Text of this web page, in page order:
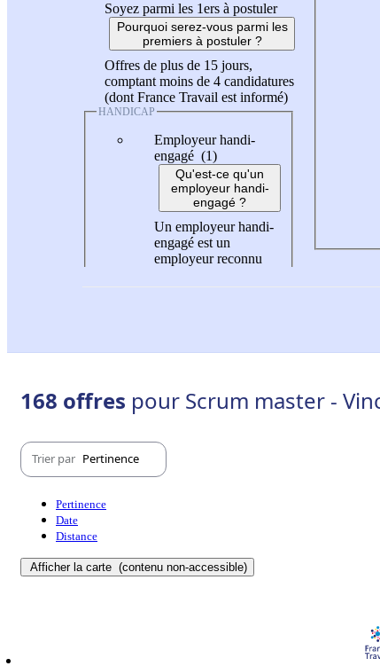
Soyez parmi les 1ers à postuler
Pourquoi serez-vous parmi les
premiers à postuler ?
Offres de plus de 15 jours,
comptant moins de 4 candidatures
(dont France Travail est informé)
HANDICAP
Employeur handi-
engagé (1)
Qu'est-ce qu'un
employeur handi-
engagé ?
Un employeur handi-
engagé est un
employeur reconnu
168 offres pour Scrum master -
Trier par Pertinence
Pertinence
Date
Distance
Afficher la carte (contenu non-accessible)